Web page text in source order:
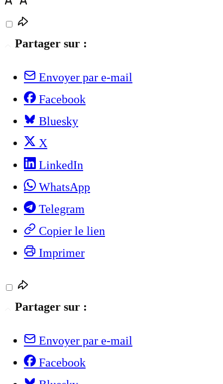
Partager sur :
Envoyer par e-mail
Facebook
Bluesky
X
LinkedIn
WhatsApp
Telegram
Copier le lien
Imprimer
Partager sur :
Envoyer par e-mail
Facebook